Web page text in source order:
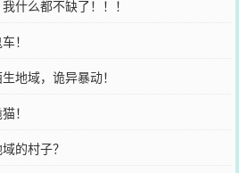
什么都不缺了！！！
！
地域，诡异暴动！
！
的村子？